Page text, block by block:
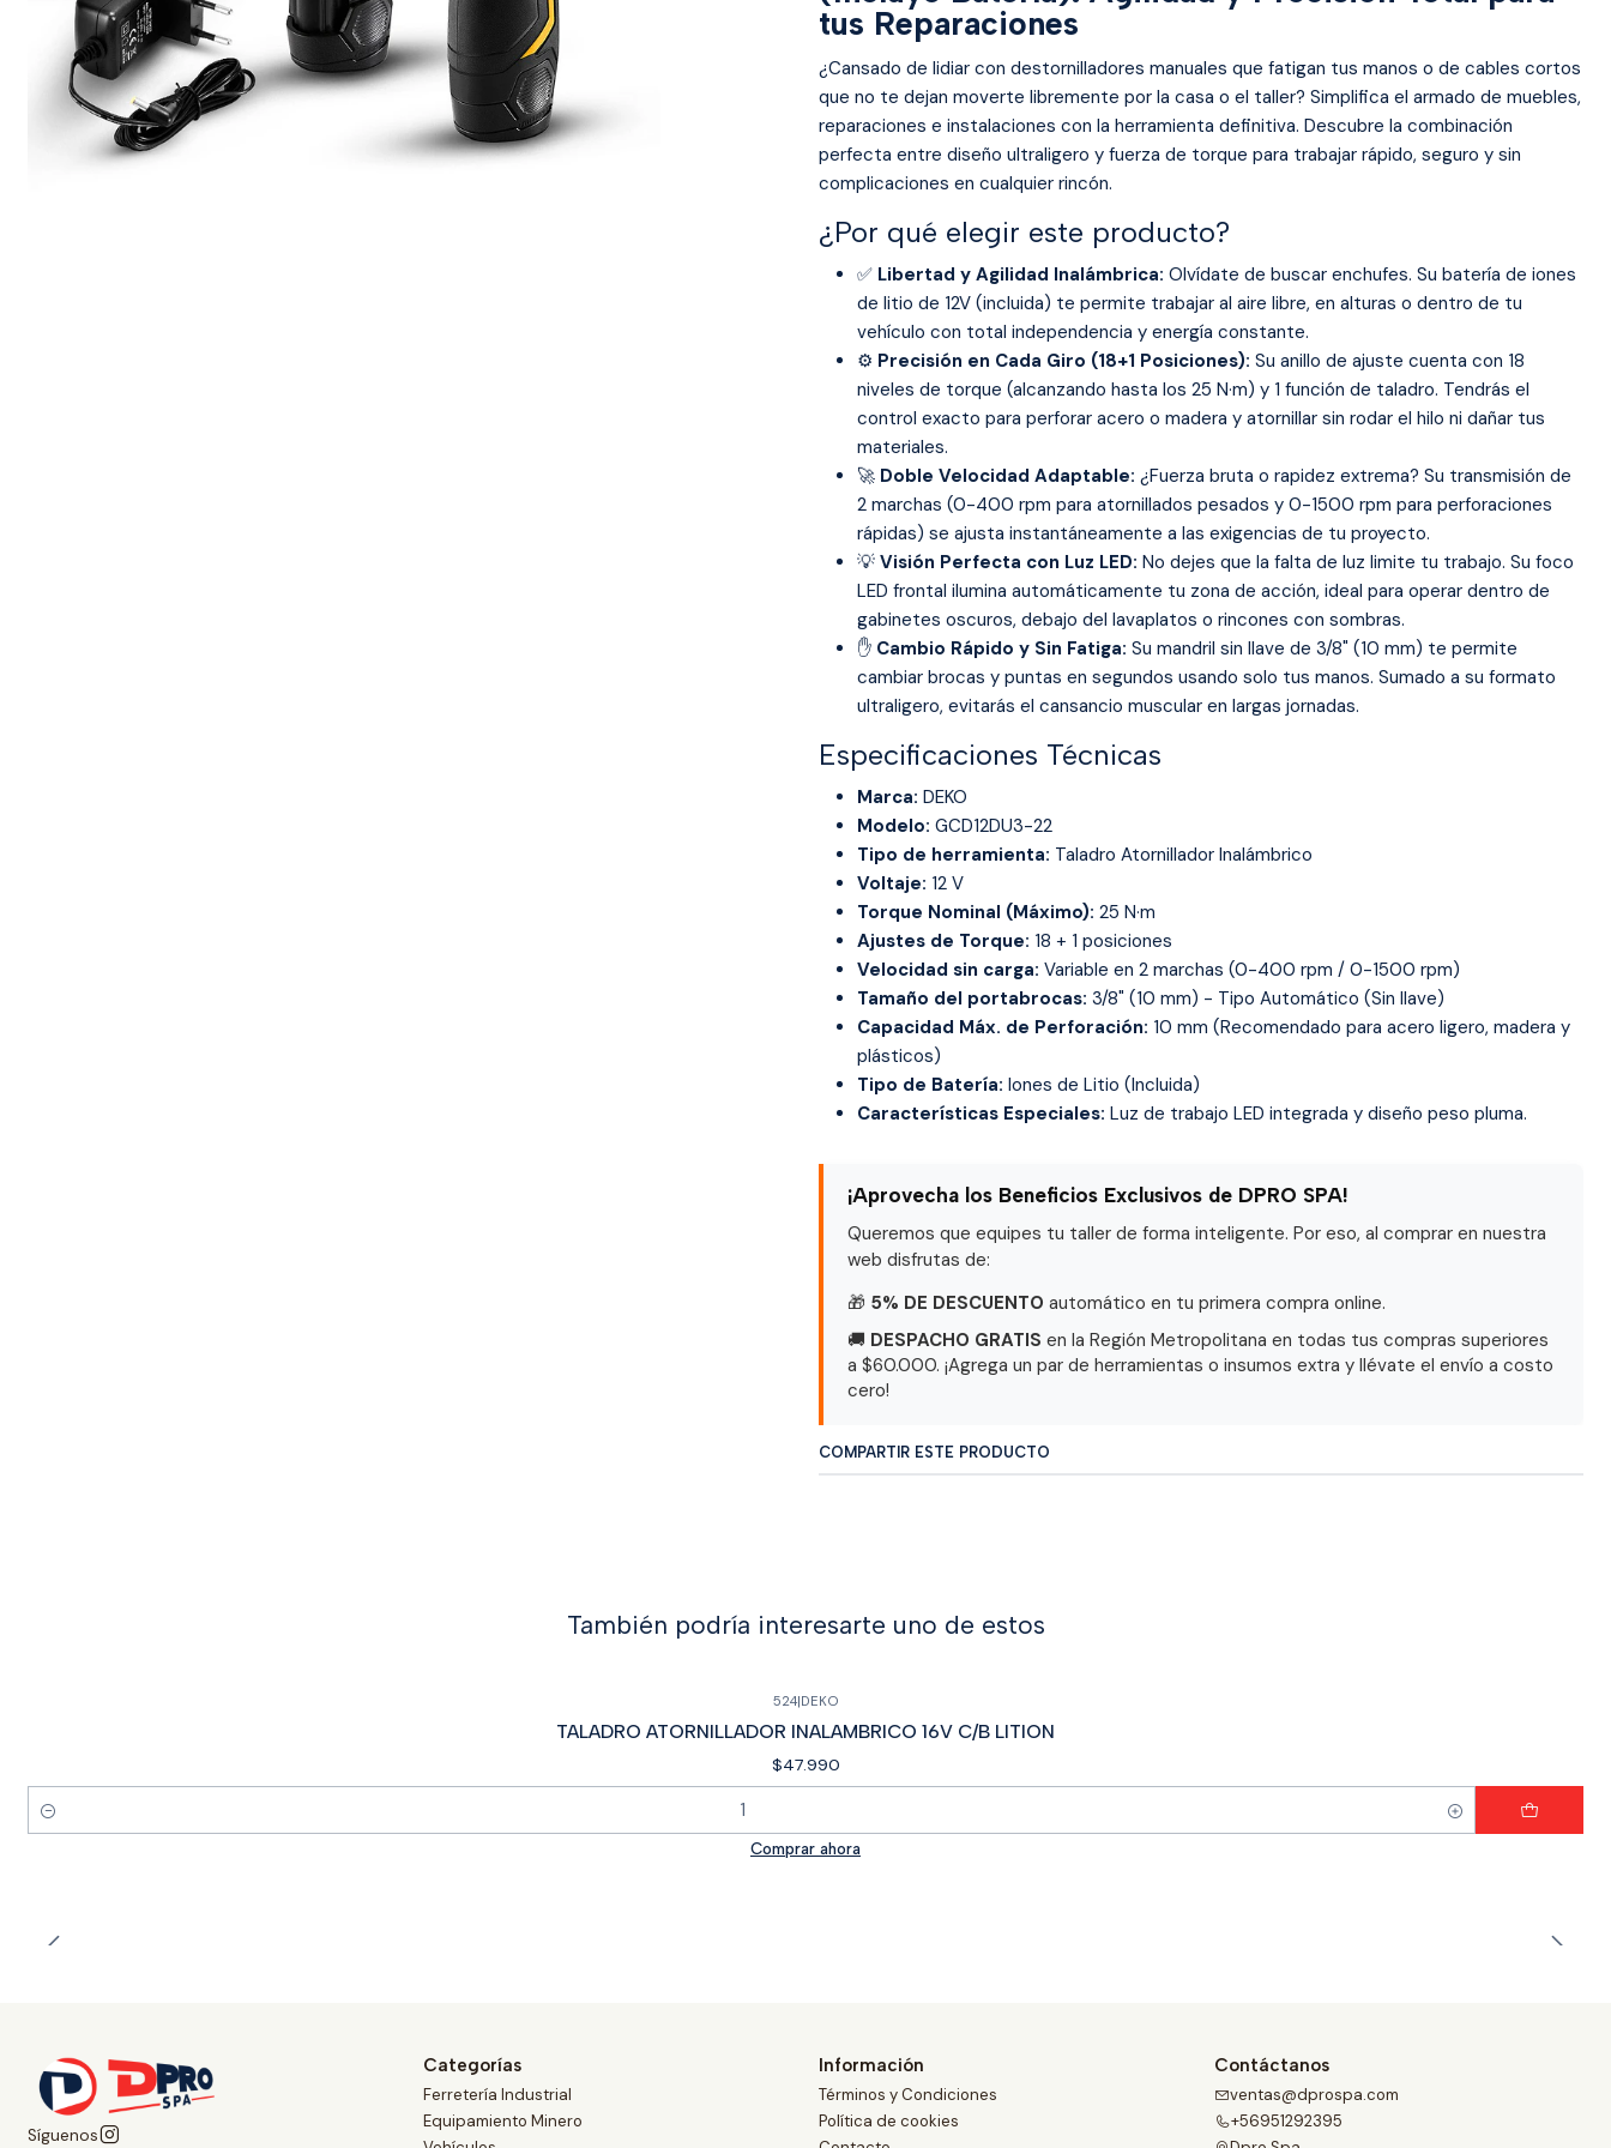
tus Reparaciones
¿Cansado de lidiar con destornilladores manuales que fatigan tus manos o de cables cortos
que no te dejan moverte libremente por la casa o el taller? Simplifica el armado de muebles,
reparaciones e instalaciones con la herramienta definitiva. Descubre la combinación
perfecta entre diseño ultraligero y fuerza de torque para trabajar rápido, seguro y sin
complicaciones en cualquier rincón.
¿Por qué elegir este producto?
✅ Libertad y Agilidad Inalámbrica: Olvídate de buscar enchufes. Su batería de iones
de litio de 12V (incluida) te permite trabajar al aire libre, en alturas o dentro de tu
vehículo con total independencia y energía constante.
⚙️ Precisión en Cada Giro (18+1 Posiciones): Su anillo de ajuste cuenta con 18
niveles de torque (alcanzando hasta los 25 N·m) y 1 función de taladro. Tendrás el
control exacto para perforar acero o madera y atornillar sin rodar el hilo ni dañar tus
materiales.
🚀 Doble Velocidad Adaptable: ¿Fuerza bruta o rapidez extrema? Su transmisión de
2 marchas (0-400 rpm para atornillados pesados y 0-1500 rpm para perforaciones
rápidas) se ajusta instantáneamente a las exigencias de tu proyecto.
💡Visión Perfecta con Luz LED: No dejes que la falta de luz limite tu trabajo. Su foco
LED frontal ilumina automáticamente tu zona de acción, ideal para operar dentro de
gabinetes oscuros, debajo del lavaplatos o rincones con sombras.
✋ Cambio Rápido y Sin Fatiga: Su mandril sin llave de 3/8" (10 mm) te permite
cambiar brocas y puntas en segundos usando solo tus manos. Sumado a su formato
ultraligero, evitarás el cansancio muscular en largas jornadas.
Especificaciones Técnicas
Marca: DEKO
Modelo: GCD12DU3-22
Tipo de herramienta: Taladro Atornillador Inalámbrico
Voltaje: 12 V
Torque Nominal (Máximo): 25 N·m
Ajustes de Torque: 18 + 1 posiciones
Velocidad sin carga: Variable en 2 marchas (0-400 rpm / 0-1500 rpm)
Tamaño del portabrocas: 3/8" (10 mm) - Tipo Automático (Sin llave)
Capacidad Máx. de Perforación: 10 mm (Recomendado para acero ligero, madera y
plásticos)
Tipo de Batería: Iones de Litio (Incluida)
Características Especiales: Luz de trabajo LED integrada y diseño peso pluma.
¡Aprovecha los Beneficios Exclusivos de DPRO SPA!
Queremos que equipes tu taller de forma inteligente. Por eso, al comprar en nuestra
web disfrutas de:
🎁 5% DE DESCUENTO automático en tu primera compra online.
🚚 DESPACHO GRATIS en la Región Metropolitana en todas tus compras superiores
a $60.000. ¡Agrega un par de herramientas o insumos extra y llévate el envío a costo
cero!
COMPARTIR ESTE PRODUCTO
También podría interesarte uno de estos
524|DEKO
TALADRO ATORNILLADOR INALAMBRICO 16V C/B LITION
$47.990
Cantidad
Comprar ahora
Síguenos
Categorías
Ferretería Industrial
Equipamiento Minero
Información
Términos y Condiciones
Política de cookies
Contáctanos
ventas@dprospa.com
+56951292395